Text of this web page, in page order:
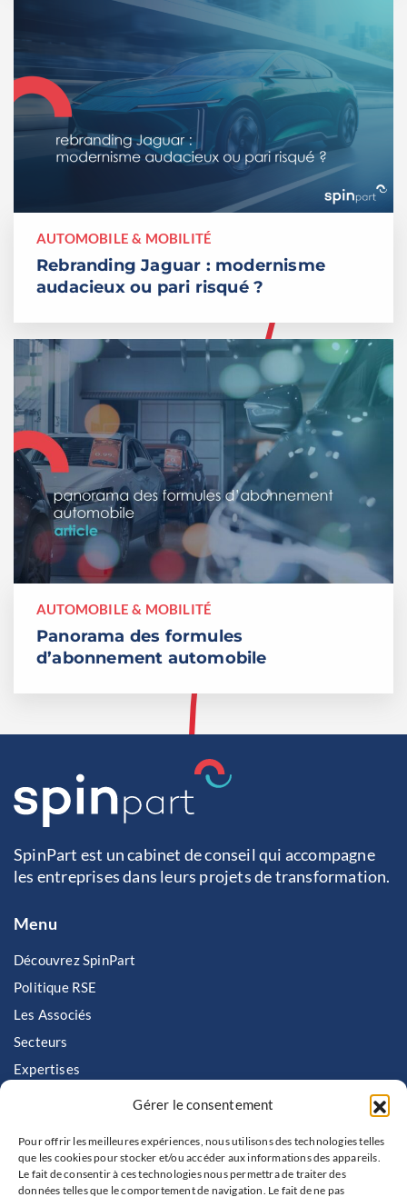
Gérer le consentement
Pour offrir les meilleures expériences, nous utilisons des technologies telles
que les cookies pour stocker et/ou accéder aux informations des appareils.
Le fait de consentir à ces technologies nous permettra de traiter des
données telles que le comportement de navigation. Le fait de ne pas
AUTOMOBILE & MOBILITÉ
Rebranding Jaguar : modernisme
audacieux ou pari risqué ?
AUTOMOBILE & MOBILITÉ
Panorama des formules
d’abonnement automobile
SpinPart est un cabinet de conseil qui accompagne
les entreprises dans leurs projets de transformation.
Menu
Découvrez SpinPart
Politique RSE
Les Associés
Secteurs
Expertises
Contact